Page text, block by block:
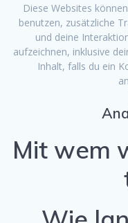
Diese Websites
benutzen, zusätzliche
und deine
aufzeichnen, inklusive
Inhalt, falls du ein
Mit wem